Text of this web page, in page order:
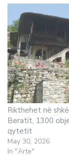
Rikthehet në
Beratit, 1300
qytetit
May 30, 2026
In "Arte"